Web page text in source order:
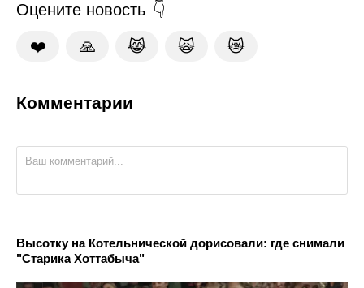
Оцените новость
❤️ 🙏 😹 🙀 😿
Комментарии
Высотку на Котельнической дорисовали: где снимали
"Старика Хоттабыча"